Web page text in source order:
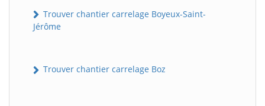
Trouver chantier carrelage Boyeux-Saint-
Jérôme
Trouver chantier carrelage Boz